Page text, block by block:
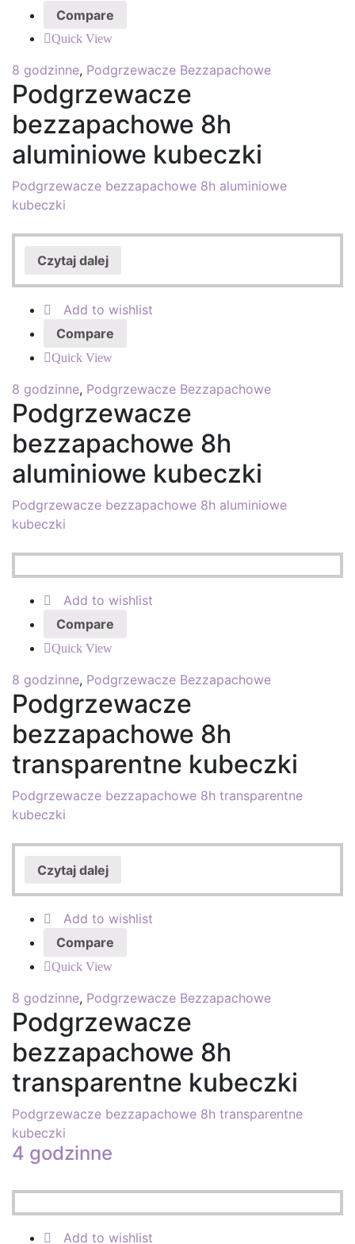
Compare
Quick View
8 godzinne, Podgrzewacze Bezzapachowe
Podgrzewacze
bezzapachowe 8h
aluminiowe kubeczki
Podgrzewacze bezzapachowe 8h aluminiowe
kubeczki
Czytaj dalej
Add to wishlist
Compare
Quick View
8 godzinne, Podgrzewacze Bezzapachowe
Podgrzewacze
bezzapachowe 8h
aluminiowe kubeczki
Podgrzewacze bezzapachowe 8h aluminiowe
kubeczki
Add to wishlist
Compare
Quick View
8 godzinne, Podgrzewacze Bezzapachowe
Podgrzewacze
bezzapachowe 8h
transparentne kubeczki
Podgrzewacze bezzapachowe 8h transparentne
kubeczki
Czytaj dalej
Add to wishlist
Compare
Quick View
8 godzinne, Podgrzewacze Bezzapachowe
Podgrzewacze
bezzapachowe 8h
transparentne kubeczki
Podgrzewacze bezzapachowe 8h transparentne
kubeczki
4 godzinne
Add to wishlist